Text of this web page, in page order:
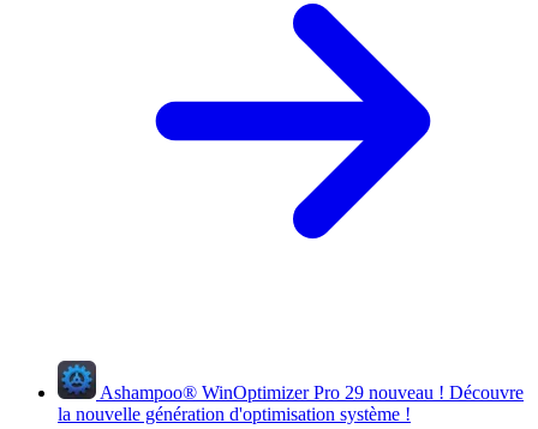
Ashampoo® WinOptimizer Pro 29 nouveau ! Découvre
la nouvelle génération d'optimisation système !